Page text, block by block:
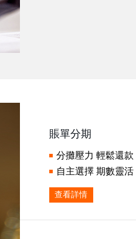
賬單分期
分攤壓力 輕鬆還款
自主選擇 期數靈活
查看詳情